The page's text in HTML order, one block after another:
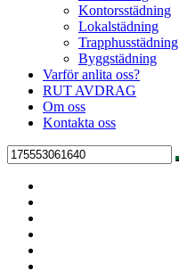
Kontorsstädning
Lokalstädning
Trapphusstädning
Byggstädning
Varför anlita oss?
RUT AVDRAG
Om oss
Kontakta oss